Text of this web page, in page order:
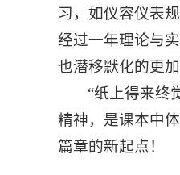
习，如仪容仪表
经过一年理论与
也潜移默化的更加
“纸上得来终
精神，是课本中
篇章的新起点！